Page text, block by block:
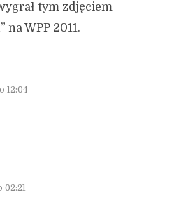
tym zdjęciem
WPP 2011.
12:04
02:21